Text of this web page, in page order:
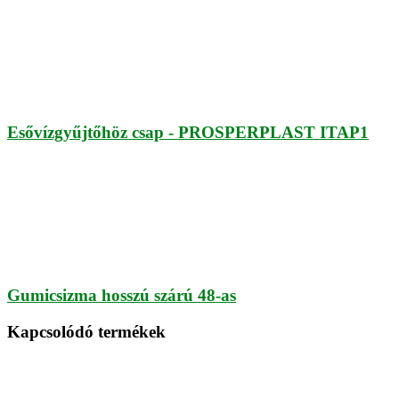
Esővízgyűjtőhöz csap - PROSPERPLAST ITAP1
Gumicsizma hosszú szárú 48-as
Kapcsolódó termékek